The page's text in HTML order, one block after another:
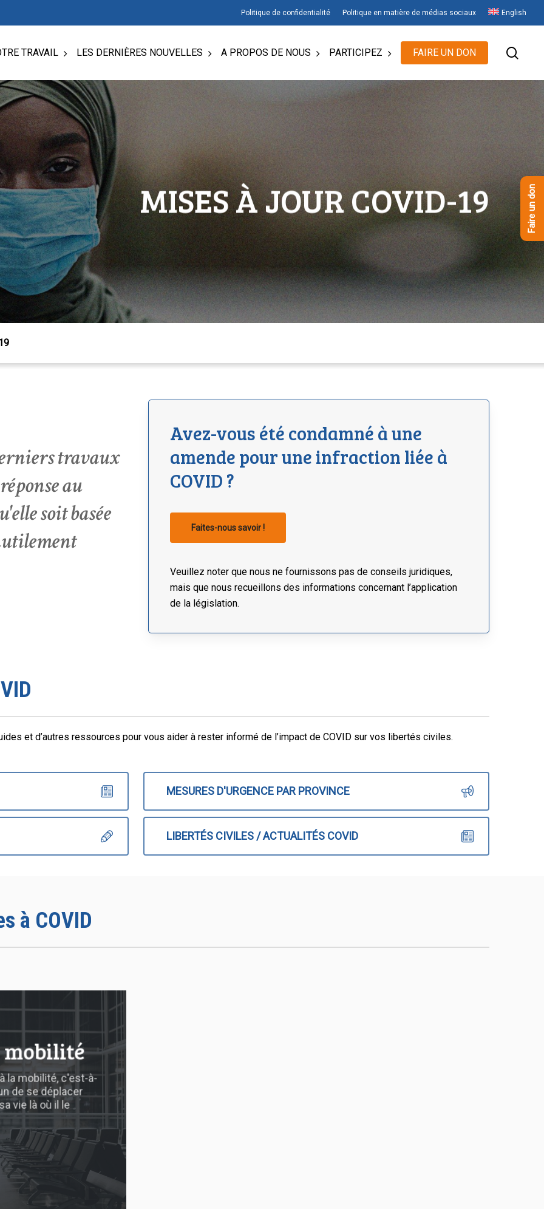
Politique de confidentialité Politique en matière de médias sociaux English
pour fermer
TRAVAIL LES DERNIÈRES NOUVELLES A PROPOS DE NOUS PARTICIPEZ FAIRE UN DON
MISES À JOUR COVID-19
travaux
au
soit basée
Avez-vous été condamné à une
amende pour une infraction liée à
COVID ?
Faites-nous savoir !
Veuillez noter que nous ne fournissons pas de conseils juridiques,
mais que nous recueillons des informations concernant l’application
de la législation.
et d’autres ressources pour vous aider à rester informé de l’impact de COVID sur vos libertés civiles.
MESURES D'URGENCE PAR PROVINCE
LIBERTÉS CIVILES / ACTUALITÉS COVID
à COVID
mobilité
la mobilité, c'est-à-
de se déplacer
vie là où il le
Faire un don